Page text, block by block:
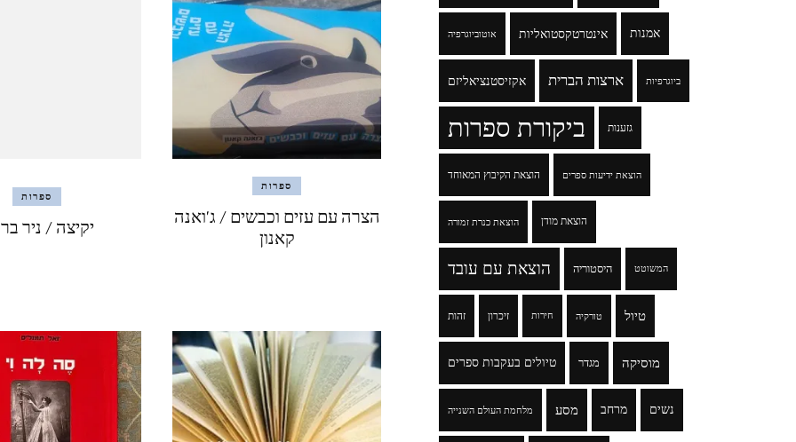
ספרות
הצרה עם עזים וכבשים / ג'ואנה
קאנון
ספרות
יקיצה / ניר
אוטוביוגרפיה אינטרטקסטואליות אמנות
אקזיסטנציאליזם ארצות הברית ביוגרפיות
ביקורת ספרות גזענות
הוצאת הקיבוץ המאוחד הוצאת ידיעות ספרים
הוצאת כנרת זמורה הוצאת מודן
הוצאת עם עובד היסטוריה המשוטט
זהות זיכרון חירות טורקיה טיול
טיולים בעקבות ספרים מגדר מוסיקה
מלחמת העולם השנייה מסע מרחב נשים